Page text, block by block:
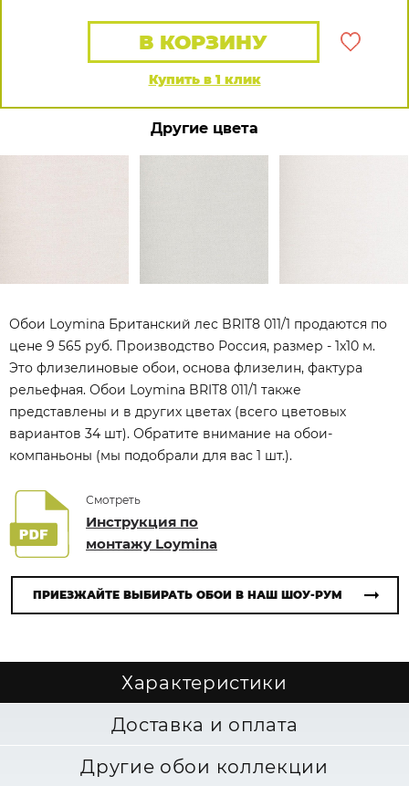
Купить в 1 клик
В КОРЗИНУ
Другие цвета
Обои Loymina Британский лес BRIT8 011/1 продаются по
цене 9 565 руб. Производство Россия, размер - 1x10 м.
Это флизелиновые обои, основа флизелин, фактура
рельефная. Обои Loymina BRIT8 011/1 также
представлены и в других цветах (всего цветовых
вариантов 34 шт). Обратите внимание на обои-
компаньоны (мы подобрали для вас 1 шт.).
Смотреть
Инструкция по
монтажу Loymina
ПРИЕЗЖАЙТЕ ВЫБИРАТЬ ОБОИ В НАШ ШОУ-РУМ
Характеристики
Доставка и оплата
Другие обои коллекции